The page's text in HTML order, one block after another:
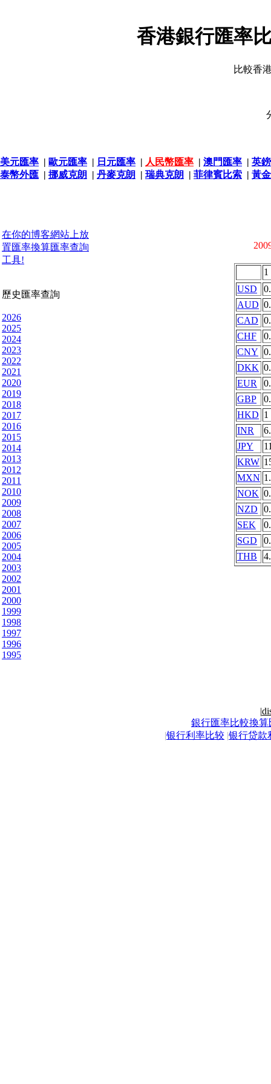
香港銀行匯率
比較香
美元匯率 | 歐元匯率 | 日元匯率 | 人民幣匯率 | 澳門匯率 | 英
泰幣外匯 | 挪威克朗 | 丹麥克朗 | 瑞典克朗 | 菲律賓比索 | 黃
在你的博客網站上放
置匯率換算匯率查詢
工具!
歷史匯率查詢
2026
2025
2024
2023
2022
2021
2020
2019
2018
2017
2016
2015
2014
2013
2012
2011
2010
2009
2008
2007
2006
2005
2004
2003
2002
2001
2000
1999
1998
1997
1996
1995
1
USD
AUD
CAD
CHF
CNY
DKK
EUR
GBP
HKD 1
INR
JPY
KRW
MXN
NOK
NZD
SEK
SGD
THB
|
銀行匯率比較換算
|银行利率比较 |银行贷款